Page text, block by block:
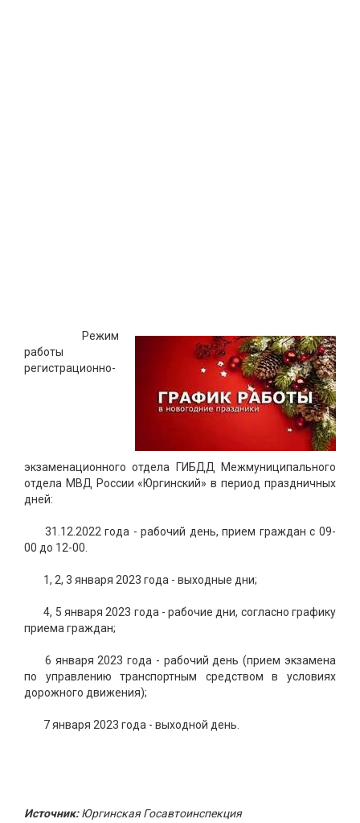
Режим
работы
регистрационно-
экзаменационного отдела ГИБДД Межмуниципального
отдела МВД России «Юргинский» в период праздничных
дней:
31.12.2022 года - рабочий день, прием граждан с 09-
00 до 12-00.
1, 2, 3 января 2023 года - выходные дни;
4, 5 января 2023 года - рабочие дни, согласно графику
приема граждан;
6 января 2023 года - рабочий день (прием экзамена
по управлению транспортным средством в условиях
дорожного движения);
7 января 2023 года - выходной день.
Источник:Юргинская Госавтоинспекция